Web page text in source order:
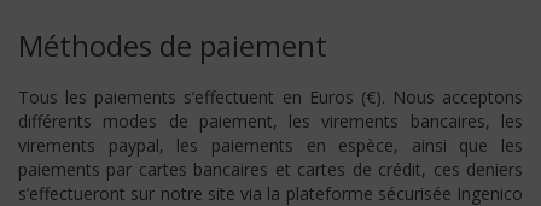
Méthodes de paiement
Tous les paiements s’effectuent en Euros (€). Nous acceptons
différents modes de paiement, les virements bancaires, les
virements paypal, les paiements en espèce, ainsi que les
paiements par cartes bancaires et cartes de crédit, ces deniers
s’effectueront sur notre site via la plateforme sécurisée Ingenico